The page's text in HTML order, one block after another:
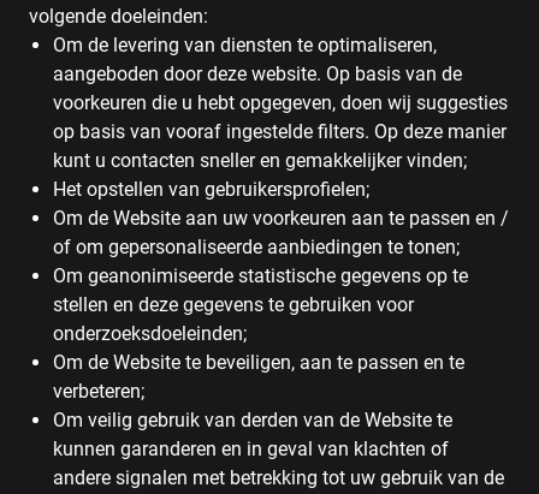
volgende doeleinden:
Om de levering van diensten te optimaliseren,
aangeboden door deze website. Op basis van de
voorkeuren die u hebt opgegeven, doen wij suggesties
op basis van vooraf ingestelde filters. Op deze manier
kunt u contacten sneller en gemakkelijker vinden;
Het opstellen van gebruikersprofielen;
Om de Website aan uw voorkeuren aan te passen en /
of om gepersonaliseerde aanbiedingen te tonen;
Om geanonimiseerde statistische gegevens op te
stellen en deze gegevens te gebruiken voor
onderzoeksdoeleinden;
Om de Website te beveiligen, aan te passen en te
verbeteren;
Om veilig gebruik van derden van de Website te
kunnen garanderen en in geval van klachten of
andere signalen met betrekking tot uw gebruik van de